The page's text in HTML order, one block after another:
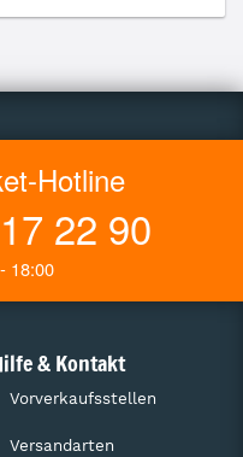
Hotline
22 90
18:00
& Kontakt
Vorverkaufsstellen
Versandarten